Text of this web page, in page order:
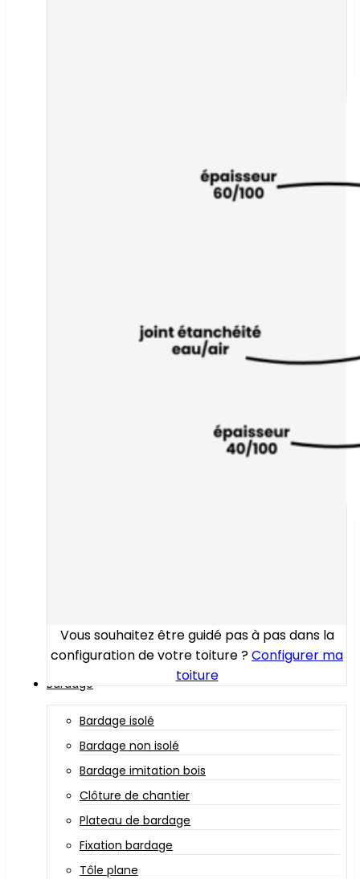
Vous souhaitez être guidé pas à pas dans la
configuration de votre toiture ?Configurer ma
toiture
Bardage
Bardage isolé
Bardage non isolé
Bardage imitation bois
Clôture de chantier
Plateau de bardage
Fixation bardage
Tôle plane